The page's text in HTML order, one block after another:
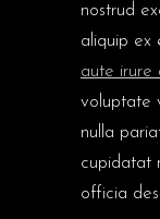
nostrud
aliquip ex
aute irure
voluptate
nulla
cupidatat
officia